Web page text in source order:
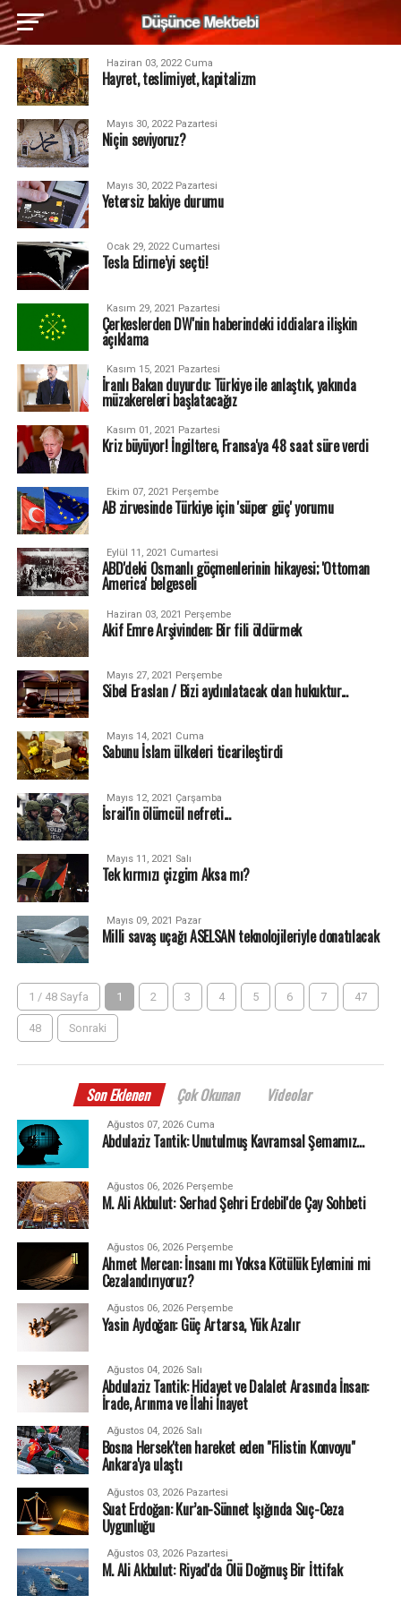
Haziran 03, 2022 Cuma
Hayret, teslimiyet, kapitalizm
Mayıs 30, 2022 Pazartesi
Niçin seviyoruz?
Mayıs 30, 2022 Pazartesi
Yetersiz bakiye durumu
Ocak 29, 2022 Cumartesi
Tesla Edirne’yi seçti!
Kasım 29, 2021 Pazartesi
Çerkeslerden DW'nin haberindeki iddialara ilişkin
açıklama
Kasım 15, 2021 Pazartesi
İranlı Bakan duyurdu: Türkiye ile anlaştık, yakında
müzakereleri başlatacağız
Kasım 01, 2021 Pazartesi
Kriz büyüyor! İngiltere, Fransa'ya 48 saat süre verdi
Ekim 07, 2021 Perşembe
AB zirvesinde Türkiye için 'süper güç' yorumu
Eylül 11, 2021 Cumartesi
ABD'deki Osmanlı göçmenlerinin hikayesi; 'Ottoman
America' belgeseli
Haziran 03, 2021 Perşembe
Akif Emre Arşivinden: Bir fili öldürmek
Mayıs 27, 2021 Perşembe
Sibel Eraslan / Bizi aydınlatacak olan hukuktur...
Mayıs 14, 2021 Cuma
Sabunu İslam ülkeleri ticarileştirdi
Mayıs 12, 2021 Çarşamba
İsrail'in ölümcül nefreti...
Mayıs 11, 2021 Salı
Tek kırmızı çizgim Aksa mı?
Mayıs 09, 2021 Pazar
Milli savaş uçağı ASELSAN teknolojileriyle donatılacak
1 / 48 Sayfa 1 2 3 4 5 6 7 47
48 Sonraki
Son Eklenen Çok Okunan Videolar
Ağustos 07, 2026 Cuma
Abdulaziz Tantik: Unutulmuş Kavramsal Şemamız…
Ağustos 06, 2026 Perşembe
M. Ali Akbulut: Serhad Şehri Erdebil'de Çay Sohbeti
Ağustos 06, 2026 Perşembe
Ahmet Mercan: İnsanı mı Yoksa Kötülük Eylemini mi
Cezalandırıyoruz?
Ağustos 06, 2026 Perşembe
Yasin Aydoğan: Güç Artarsa, Yük Azalır
Ağustos 04, 2026 Salı
Abdulaziz Tantik: Hidayet ve Dalalet Arasında İnsan:
İrade, Arınma ve İlahi İnayet
Ağustos 04, 2026 Salı
Bosna Hersek'ten hareket eden "Filistin Konvoyu"
Ankara'ya ulaştı
Ağustos 03, 2026 Pazartesi
Suat Erdoğan: Kur’an-Sünnet Işığında Suç-Ceza
Uygunluğu
Ağustos 03, 2026 Pazartesi
M. Ali Akbulut: Riyad'da Ölü Doğmuş Bir İttifak